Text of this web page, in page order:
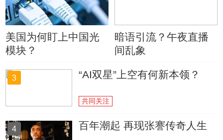
美国为何盯上中国光
模块？
暗语引流？午夜直播
间乱象
3 “AI双星”上空有何新本领？
共同关注
4 百年潮起 再现张謇传奇人生